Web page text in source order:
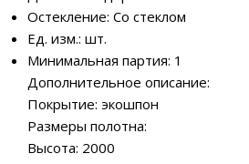
Остекление: Со стеклом
Ед. изм.: шт.
Минимальная партия: 1
Дополнительное описание:
Покрытие: экошпон
Размеры полотна:
Высота: 2000